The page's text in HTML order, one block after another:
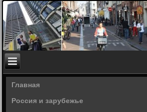
Главная
Россия и зарубежье